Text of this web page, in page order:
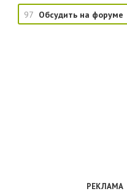
97 Обсудить на форуме
РЕКЛАМА